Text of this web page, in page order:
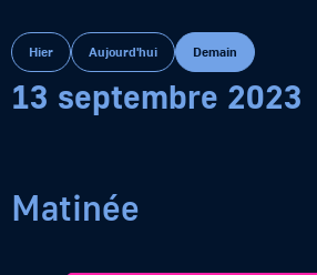
Hier Aujourd'hui Demain
13 septembre 2023
Matinée